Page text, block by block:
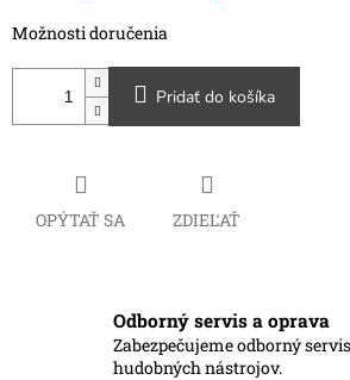
Možnosti doručenia
Pridať do košíka
OPÝTAŤ SA ZDIEĽAŤ
Odborný servis a oprava
Zabezpečujeme odborný
hudobných nástrojov.